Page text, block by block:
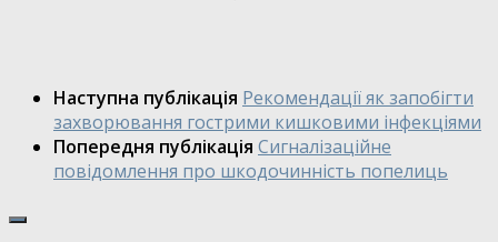
Наступна публікація Рекомендації як запобігти
захворювання гострими кишковими інфекціями
Попередня публікація Сигналізаційне
повідомлення про шкодочинність попелиць